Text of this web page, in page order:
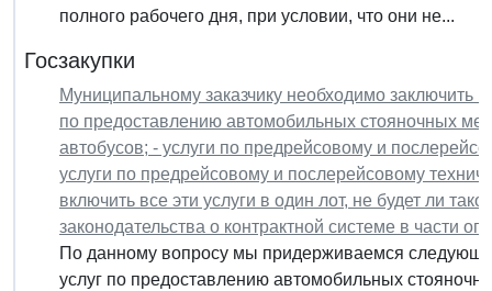
полного рабочего дня, при условии, что они не...
Госзакупки
Муниципальному заказчику необходимо заключить
по предоставлению автомобильных стояночных
автобусов; - услуги по предрейсовому и
услуги по предрейсовому и послерейсовому
включить все эти услуги в один лот, не будет ли
законодательства о контрактной системе в части
По данному вопросу мы придерживаемся
услуг по предоставлению автомобильных